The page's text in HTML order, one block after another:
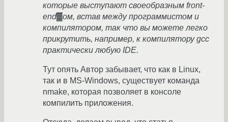
которые выступают своеобразным front-
end▓ом, встав между программистом и
компилятором, так что вы можете легко
прикрутить, например, к компилятору gcc
практически любую IDE.
Тут опять Автор забывает, что как в Linux,
так и в MS-Windows, существует команда
nmake, которая позволяет в консоле
компилить приложения.